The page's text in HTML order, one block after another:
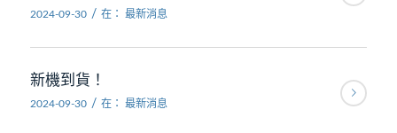
2024-09-30 / 在： 最新消息
新機到貨！
2024-09-30 / 在： 最新消息